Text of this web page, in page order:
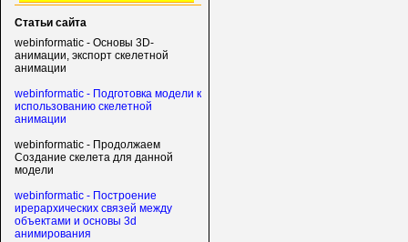
Статьи сайта
webinformatic - Основы 3D-
анимации, экспорт скелетной
анимации
webinformatic - Подготовка модели к
использованию скелетной
анимации
webinformatic - Продолжаем
Создание скелета для данной
модели
webinformatic - Построение
ирерархических связей между
объектами и основы 3d
анимирования